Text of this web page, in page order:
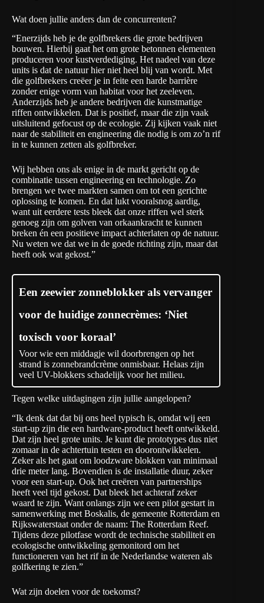
Wat doen jullie anders dan de concurrenten?
“Enerzijds heb je de golfbrekers die grote bedrijven
bouwen. Hierbij gaat het om grote betonnen elementen
produceren voor kustverdediging. Het nadeel van deze
units is dat de natuur hier niet heel blij van wordt. Met
die golfbrekers creëer je in feite een harde barrière
zonder enige vorm van habitat voor het zeeleven.
Anderzijds heb je andere bedrijven die kunstmatige
riffen ontwikkelen. Dat is positief, maar die zijn vaak
uitsluitend gefocust op de ecologie. Zij kijken vaak niet
naar de stabiliteit en engineering die nodig is om zo’n rif
in te kunnen zetten als golfbreker.
Wij hebben ons als enige in de markt gericht op de
combinatie tussen engineering en technologie. Zo
brengen we twee markten samen om tot een gerichte
oplossing te komen. En dat lukt vooralsnog aardig,
want uit eerdere tests bleek dat onze riffen wel sterk
genoeg zijn om golven van orkaankracht te kunnen
breken én een positieve impact achterlaten op de natuur.
Nu weten we dat we in de goede richting zijn, maar dat
heeft ook wat gekost.”
Een zeewier zonneblokker als vervanger
voor de huidige zonnecrèmes: ‘Niet
toxisch voor koraal’
Voor wie een middagje wil doorbrengen op het
strand is zonnebrandcrème onmisbaar. Helaas zijn
veel UV-blokkers schadelijk voor het milieu.
Tegen welke uitdagingen zijn jullie aangelopen?
“Ik denk dat dat bij ons heel typisch is, omdat wij een
start-up zijn die een hardware-product heeft ontwikkeld.
Dat zijn heel grote units. Je kunt die prototypes dus niet
zomaar in de achtertuin testen en doorontwikkelen.
Zeker als het gaat om loodzware blokken van minimaal
drie meter lang. Bovendien is de installatie duur, zeker
voor een start-up. Ook het creëren van partnerships
heeft veel tijd gekost. Dat bleek het achteraf zeker
waard te zijn. Want onlangs zijn we een pilot gestart in
samenwerking met Boskalis, de gemeente Rotterdam en
Rijkswaterstaat onder de naam: The Rotterdam Reef.
Tijdens deze pilotfase wordt de technische stabiliteit en
ecologische ontwikkeling gemonitord om het
functioneren van het rif in de Nederlandse wateren als
golfkering te zien.”
Wat zijn doelen voor de toekomst?